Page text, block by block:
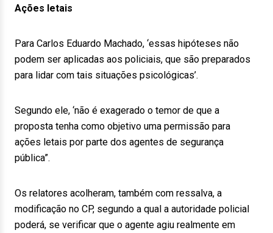
Ações letais
Para Carlos Eduardo Machado, ‘essas hipóteses não
podem ser aplicadas aos policiais, que são preparados
para lidar com tais situações psicológicas’.
Segundo ele, ‘não é exagerado o temor de que a
proposta tenha como objetivo uma permissão para
ações letais por parte dos agentes de segurança
pública”.
Os relatores acolheram, também com ressalva, a
modificação no CP, segundo a qual a autoridade policial
poderá, se verificar que o agente agiu realmente em